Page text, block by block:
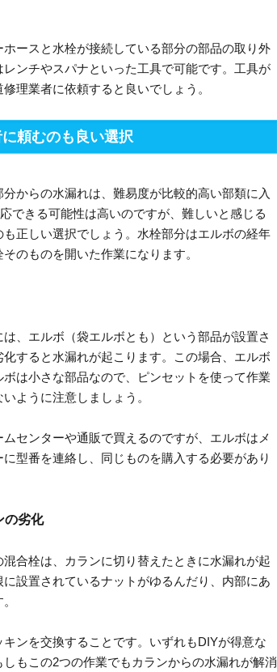
ースと水栓が接続している部分の部品の取り外
ンチやスパナといった工具で可能です。工具が
理業者に依頼すると良いでしょう。
頼むのも良い選択
からの水漏れは、難易度が比較的高い部類に入
できる可能性は高いのですが、難しいと感じる
正しい選択でしょう。水栓部分はエルボの経年
のものを開いた作業になります。
、エルボ（袋エルボとも）という部品が設置さ
すると水漏れが起こります。この場合、エルボ
は小さな部品なので、ピンセットを使って作業
ように注意しましょう。
センターや通販で買えるのですが、エルボはメ
型番を連絡し、同じものを購入する必要があり
の劣化
合栓は、カランに切り替えたときに水漏れが起
設置されているナットがゆるんだり、内部にあ
ンを交換することです。いずれもDIYが得意な
もこの2つの作業でもカランからの水漏れが解消